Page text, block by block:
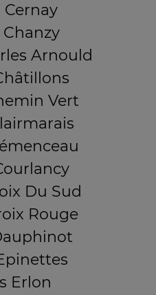
Cernay
Arnould
Vert
Du Sud
Rouge
Erlon